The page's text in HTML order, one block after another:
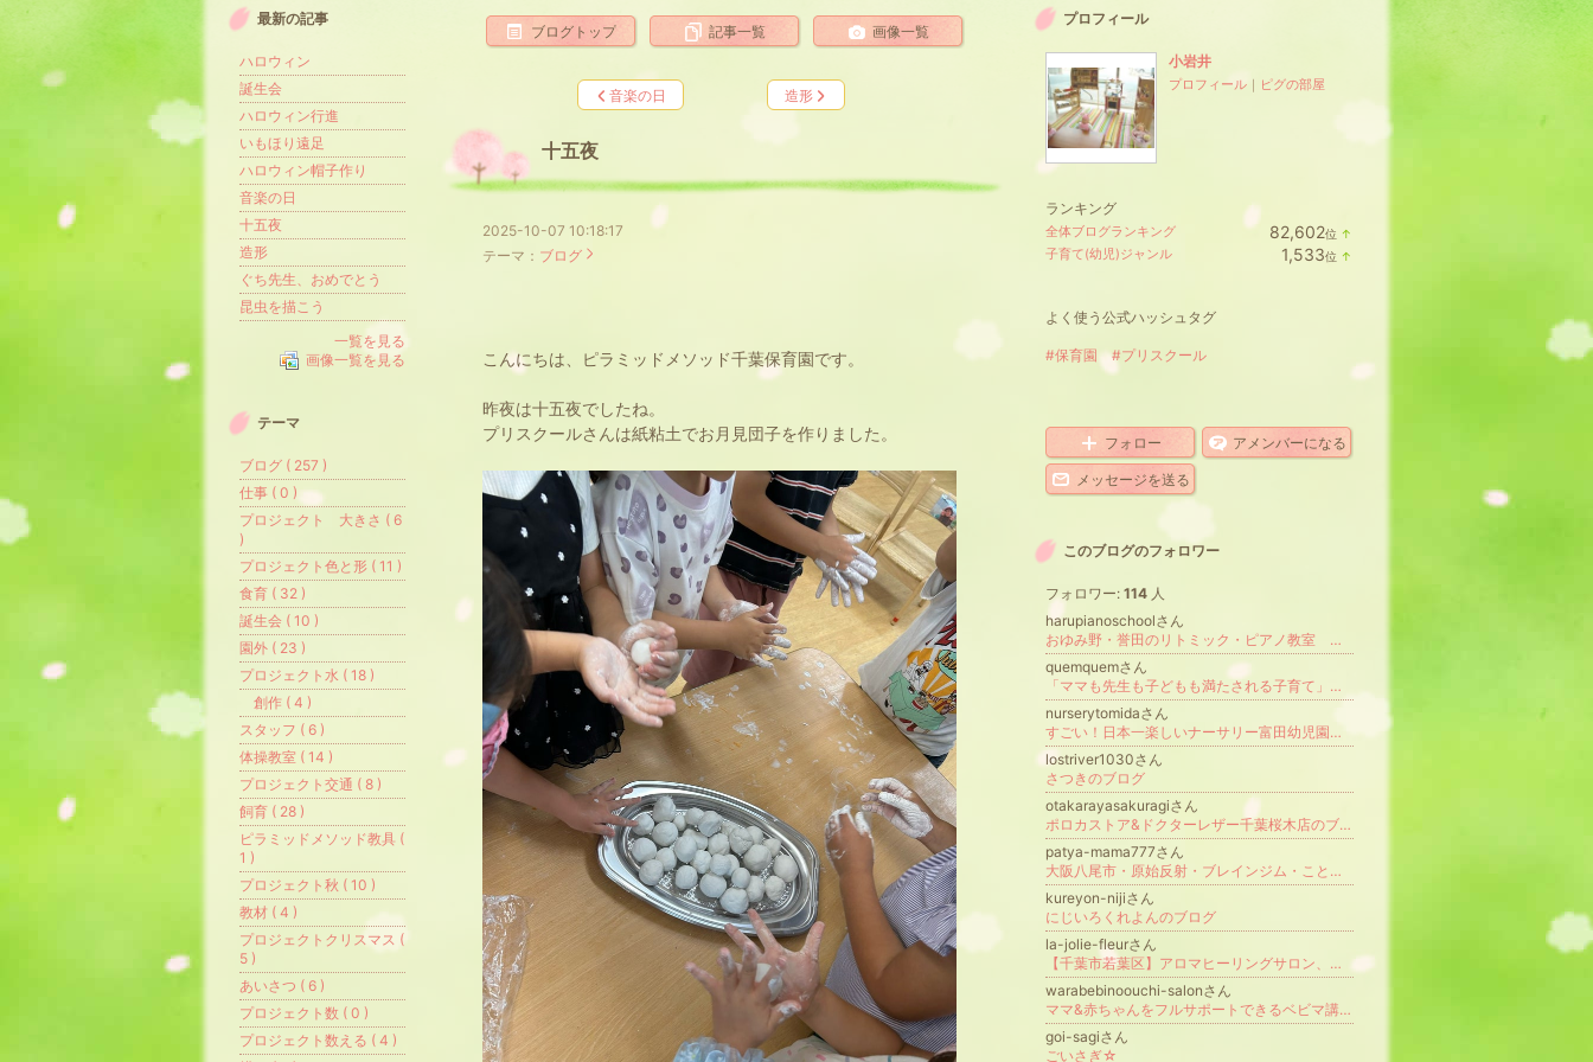
ブログトップ 記事一覧 画像一覧
音楽の日 造形
十五夜
2025-10-07 10:18:17
テーマ： ブログ
こんにちは、ピラミッドメソッド千葉保育園です。
昨夜は十五夜でしたね。
プリスクールさんは紙粘土でお月見団子を作りました。
プロフィール
小岩井
プロフィール ｜ ピグの部屋
ランキング
全体ブログランキング 82,602位 ↑
子育て(幼児)ジャンル 1,533位 ↑
昇
よく使う公式ハッシュタグ
#保育園 #プリスクール
フォロー アメンバーになる
メッセージを送る
このブログのフォロワー
フォロワー: 114 人
harupianoschoolさん
おゆみ野・誉田のリトミック・ピアノ教室 ～Haru Music Schoolはる音楽教室のわくわく音楽ブログ～
quemquemさん
「ママも先生も子どもも満たされる子育て」遊びで子ども達の才能を開花させよう！アソベマナベメソッド！
nurserytomidaさん
すごい！日本一楽しいナーサリー富田幼児園のブログ
lostriver1030さん
さつきのブログ
otakarayasakuragiさん
ポロカストア&ドクターレザー千葉桜木店のブログ
patya-mama777さん
大阪八尾市・原始反射・ブレインジム・ことば、たべる、吃音の相談室 大阪八尾！『はじまりの家』
kureyon-nijiさん
にじいろくれよんのブログ
la-jolie-fleurさん
【千葉市若葉区】アロマヒーリングサロン、アロマセッション(フェアリーアロマスプレー付)、アロマ講座
warabebinoouchi-salonさん
ママ&赤ちゃんをフルサポートできるベビマ講師になろう！
goi-sagiさん
ごいさぎ☆
最新の記事
ハロウィン
誕生会
ハロウィン行進
いもほり遠足
ハロウィン帽子作り
音楽の日
十五夜
造形
ぐち先生、おめでとう
昆虫を描こう
一覧を見る
画像一覧を見る
テーマ
ブログ ( 257 )
仕事 ( 0 )
プロジェクト 大きさ ( 6
)
プロジェクト色と形 ( 11 )
食育 ( 32 )
誕生会 ( 10 )
園外 ( 23 )
プロジェクト水 ( 18 )
創作 ( 4 )
スタッフ ( 6 )
体操教室 ( 14 )
プロジェクト交通 ( 8 )
飼育 ( 28 )
ピラミッドメソッド教具 (
1 )
プロジェクト秋 ( 10 )
教材 ( 4 )
プロジェクトクリスマス (
5 )
あいさつ ( 6 )
プロジェクト数 ( 0 )
プロジェクト数える ( 4 )